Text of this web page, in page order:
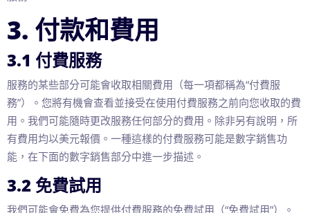
3. 付款和費用
3.1 付費服務
服務的某些部分可能會收取相關費用（每一項都稱為“付費服
務”）。您將有機會查看並接受在使用付費服務之前向您收取的費
用。我們可能隨時更改服務任何部分的費用。除非另有說明，所
有費用均以美元報價。一種這樣的付費服務可能是數字銷售功
能，在下面的數字銷售部分中進一步描述。
3.2 免費試用
我們可能會免費為您提供付費服務的免費試用（“免費試用”）。